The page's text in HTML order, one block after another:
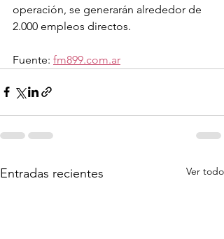
operación, se generarán alrededor de
2.000 empleos directos.
Fuente: fm899.com.ar
Entradas recientes Ver todo